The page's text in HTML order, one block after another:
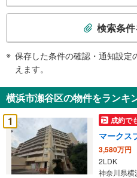
検
知
を
受
け
取
る
・
検索条
保存した条件の確認・通知設定
えます。
横浜市瀬谷区の物件をランキ
1
成約で
マークス
3,580万円
2LDK
神奈川県横